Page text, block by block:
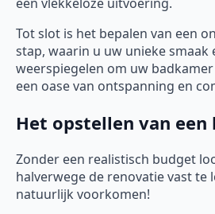
Tot slot is het bepalen van een
stap, waarin u uw unieke smaak
weerspiegelen om uw
een oase van ontspanning en
Het opstellen van een
Zonder een realistisch budget
halverwege de renovatie vast te
natuurlijk voorkomen!